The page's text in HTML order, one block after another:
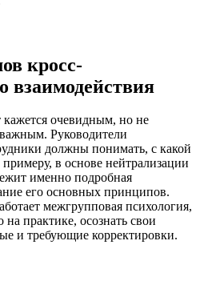
кросс-
взаимодействия
очевидным, но не
важным. Руководители
должны понимать, с какой
в основе нейтрализации
именно подробная
его основных принципов.
межгрупповая психология,
практике, осознать свои
и требующие корректировки.